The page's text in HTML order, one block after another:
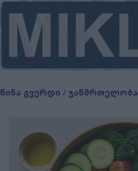
წინა გვერდი / ჯანმრთელობა